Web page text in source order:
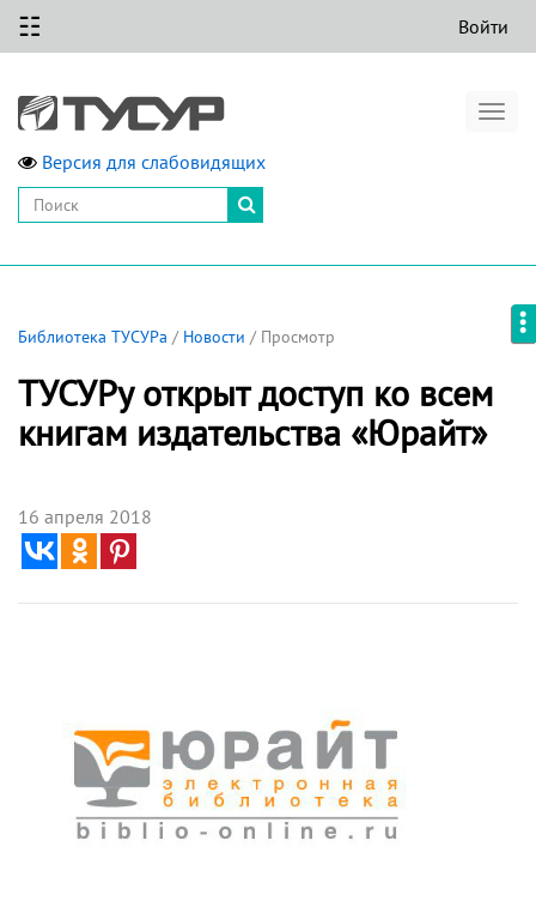
☷ Войти
Версия для слабовидящих
Библиотека ТУСУРа / Новости / Просмотр
ТУСУРу открыт доступ ко всем
книгам издательства «Юрайт»
16 апреля 2018